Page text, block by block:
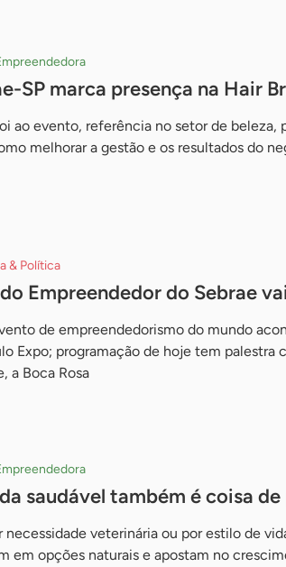
SP marca presença na Hair
ao evento, referência no setor de beleza,
melhorar a gestão e os resultados do
& Política
Empreendedor do Sebrae
de empreendedorismo do mundo
Expo; programação de hoje tem palestra
a Boca Rosa
saudável também é coisa
necessidade veterinária ou por estilo de
em opções naturais e apostam no